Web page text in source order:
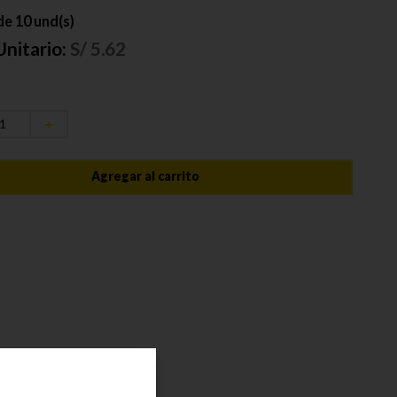
10 und(s)
S/ 5.62
＋
Agregar al carrito